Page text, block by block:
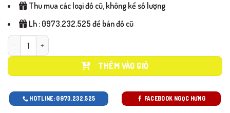
Thu mua các loại đồ cũ, không kể số lượng
Lh : 0973.232.525 để bán đồ cũ
Tủ Đông Sanaky 2 Ngăn Nắp Dỡ số lượng
THÊM VÀO GIỎ
HOTLINE: 0973.232.525 FACEBOOK NGỌC HƯNG